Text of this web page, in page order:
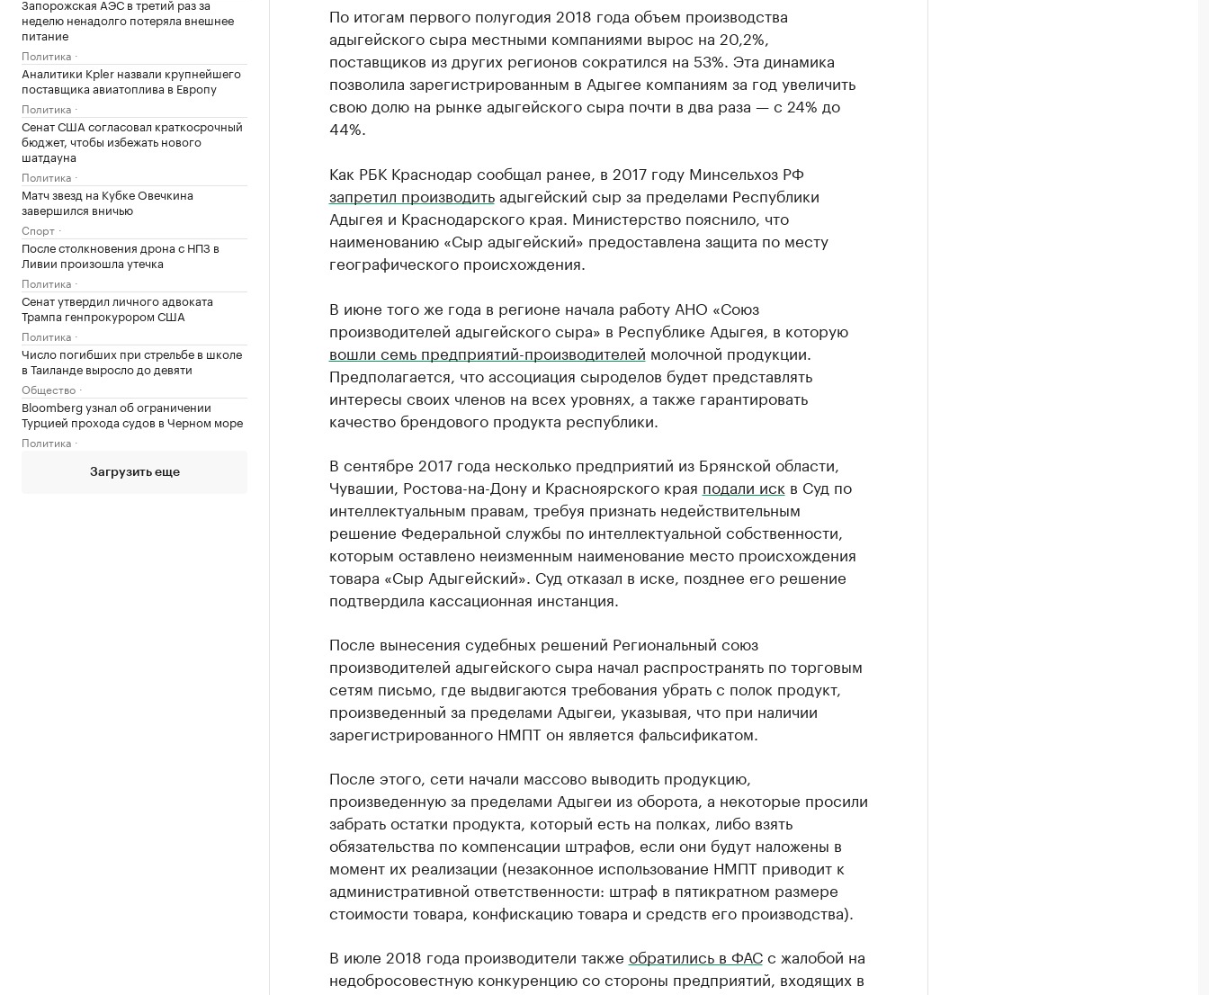
Запорожская АЭС в третий раз за
неделю ненадолго потеряла внешнее
питание
Политика
Аналитики Kpler назвали крупнейшего
поставщика авиатоплива в Европу
Политика
Сенат США согласовал краткосрочный
бюджет, чтобы избежать нового
шатдауна
Политика
Матч звезд на Кубке Овечкина
завершился вничью
Спорт
После столкновения дрона с НПЗ в
Ливии произошла утечка
Политика
Сенат утвердил личного адвоката
Трампа генпрокурором США
Политика
Число погибших при стрельбе в школе
в Таиланде выросло до девяти
Общество
Bloomberg узнал об ограничении
Турцией прохода судов в Черном море
Политика
Загрузить еще
По итогам первого полугодия 2018 года объем производства
адыгейского сыра местными компаниями вырос на 20,2%,
поставщиков из других регионов сократился на 53%. Эта динамика
позволила зарегистрированным в Адыгее компаниям за год увеличить
свою долю на рынке адыгейского сыра почти в два раза — с 24% до
44%.
Как РБК Краснодар сообщал ранее, в 2017 году Минсельхоз РФ
запретил производитьадыгейский сыр за пределами Республики
Адыгея и Краснодарского края. Министерство пояснило, что
наименованию «Сыр адыгейский» предоставлена защита по месту
географического происхождения.
В июне того же года в регионе начала работу АНО «Союз
производителей адыгейского сыра» в Республике Адыгея, в которую
вошли семь предприятий-производителей молочной продукции.
Предполагается, что ассоциация сыроделов будет представлять
интересы своих членов на всех уровнях, а также гарантировать
качество брендового продукта республики.
В сентябре 2017 года несколько предприятий из Брянской области,
Чувашии, Ростова-на-Дону и Красноярского края подали иск в Суд по
интеллектуальным правам, требуя признать недействительным
решение Федеральной службы по интеллектуальной собственности,
которым оставлено неизменным наименование место происхождения
товара «Сыр Адыгейский». Суд отказал в иске, позднее его решение
подтвердила кассационная инстанция.
После вынесения судебных решений Региональный союз
производителей адыгейского сыра начал распространять по торговым
сетям письмо, где выдвигаются требования убрать с полок продукт,
произведенный за пределами Адыгеи, указывая, что при наличии
зарегистрированного НМПТ он является фальсификатом.
После этого, сети начали массово выводить продукцию,
произведенную за пределами Адыгеи из оборота, а некоторые просили
забрать остатки продукта, который есть на полках, либо взять
обязательства по компенсации штрафов, если они будут наложены в
момент их реализации (незаконное использование НМПТ приводит к
административной ответственности: штраф в пятикратном размере
стоимости товара, конфискацию товара и средств его производства).
В июле 2018 года производители также обратились в ФАСс жалобой на
недобросовестную конкуренцию со стороны предприятий, входящих в